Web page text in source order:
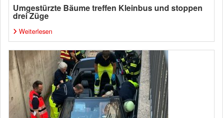
Umgestürzte Bäume treffen Kleinbus und stoppen
drei Züge
Weiterlesen